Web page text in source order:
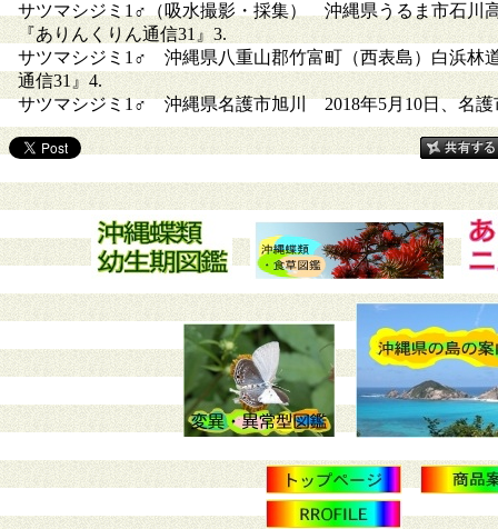
サツマシジミ1♂（吸水撮影・採集） 沖縄県うるま市石
『ありんくりん通信31』3.
サツマシジミ1♂ 沖縄県八重山郡竹富町（西表島）白浜
通信31』4.
サツマシジミ1♂ 沖縄県名護市旭川 2018年5月10日、名